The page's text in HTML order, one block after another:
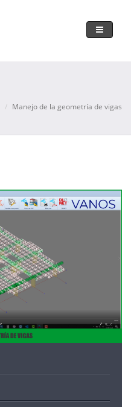
Toggle
Manejo de la geometría de vigas